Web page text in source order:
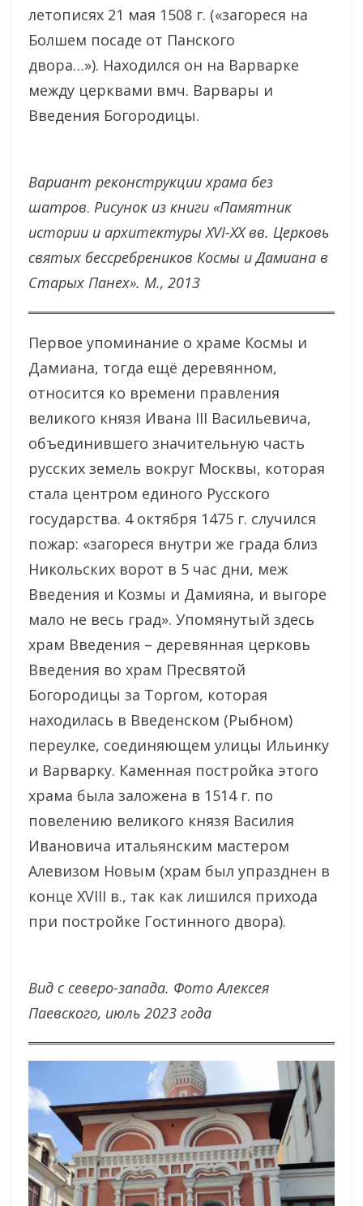
летописях 21 мая 1508 г. («загореся на
Болшем посаде от Панского
двора…»). Находился он на Варварке
между церквами вмч. Варвары и
Введения Богородицы.
Вариант реконструкции храма без
шатров. Рисунок из книги «Памятник
истории и архитектуры XVI-ХХ вв. Церковь
святых бессребреников Космы и Дамиана в
Старых Панех». М., 2013
Первое упоминание о храме Космы и
Дамиана, тогда ещё деревянном,
относится ко времени правления
великого князя Ивана III Васильевича,
объединившего значительную часть
русских земель вокруг Москвы, которая
стала центром единого Русского
государства. 4 октября 1475 г. случился
пожар: «загореся внутри же града близ
Никольских ворот в 5 час дни, меж
Введения и Козмы и Дамияна, и выгоре
мало не весь град». Упомянутый здесь
храм Введения – деревянная церковь
Введения во храм Пресвятой
Богородицы за Торгом, которая
находилась в Введенском (Рыбном)
переулке, соединяющем улицы Ильинку
и Варварку. Каменная постройка этого
храма была заложена в 1514 г. по
повелению великого князя Василия
Ивановича итальянским мастером
Алевизом Новым (храм был упразднен в
конце XVIII в., так как лишился прихода
при постройке Гостинного двора).
Вид с северо-запада. Фото Алексея
Паевского, июль 2023 года